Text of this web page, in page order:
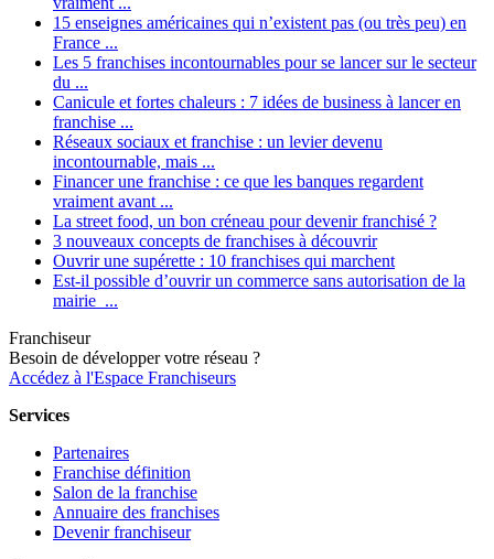
15 enseignes américaines qui n’existent pas (ou très peu) en
France ...
Les 5 franchises incontournables pour se lancer sur le secteur
du ...
Canicule et fortes chaleurs : 7 idées de business à lancer en
franchise ...
Réseaux sociaux et franchise : un levier devenu
incontournable, mais ...
Financer une franchise : ce que les banques regardent
vraiment avant ...
La street food, un bon créneau pour devenir franchisé ?
3 nouveaux concepts de franchises à découvrir
Ouvrir une supérette : 10 franchises qui marchent
Est-il possible d’ouvrir un commerce sans autorisation de la
mairie ...
Franchiseur
Besoin de développer votre réseau ?
Accédez à l'Espace Franchiseurs
Services
Partenaires
Franchise définition
Salon de la franchise
Annuaire des franchises
Devenir franchiseur